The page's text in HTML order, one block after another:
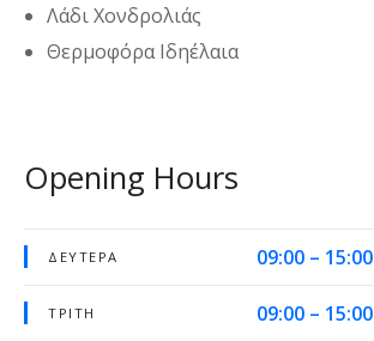
Λάδι Χονδρολιάς
Θερμοφόρα Ιδηέλαια
Opening Hours
ΔΕΥΤΈΡΑ 09:00 – 15:00
ΤΡΊΤΗ 09:00 – 15:00